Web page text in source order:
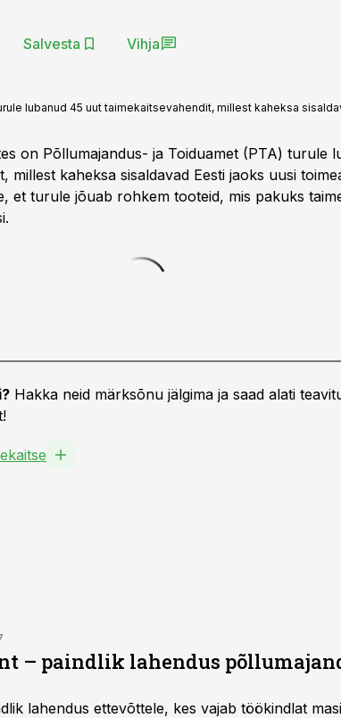
Salvesta Vihja
lubanud 45 uut taimekaitsevahendit, millest kaheksa
on Põllumajandus- ja Toiduamet (PTA) turule
millest kaheksa sisaldavad Eesti jaoks uusi
et turule jõuab rohkem tooteid, mis pakuks
Hakka neid märksõnu jälgima ja saad alati
– paindlik lahendus
lahendus ettevõttele, kes vajab töökindlat